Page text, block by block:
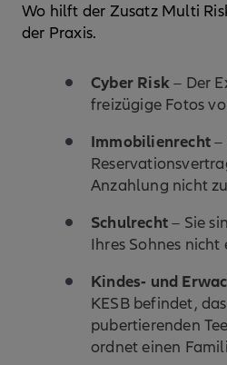
Wo hilft der Zusatz Multi
der Praxis.
Cyber Risk– Der
freizügige Fotos
Immobilienrecht–
Anzahlung nicht
Schulrecht– Sie
Ihres Sohnes nicht
Kindes- und
KESB befindet,
pubertierenden
ordnet einen